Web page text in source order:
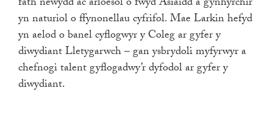
yn naturiol o ffynonellau cyfrifol. Mae Larkin hefyd
yn aelod o banel cyflogwyr y Coleg ar gyfer y
diwydiant Lletygarwch – gan ysbrydoli myfyrwyr a
chefnogi talent gyflogadwy’r dyfodol ar gyfer y
diwydiant.